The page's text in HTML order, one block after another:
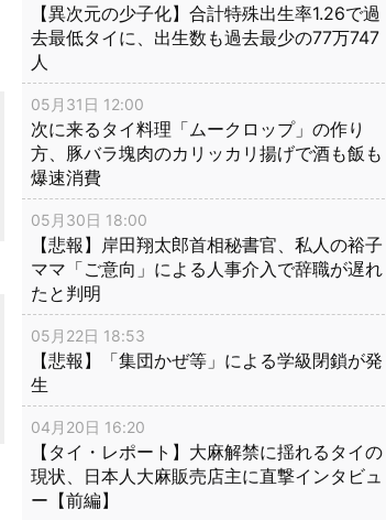
【異次元の少子化】合計特殊出生率1.26で過
去最低タイに、出生数も過去最少の77万747
人
05月31日 12:00
次に来るタイ料理「ムークロップ」の作り
方、豚バラ塊肉のカリッカリ揚げで酒も飯も
爆速消費
05月30日 18:00
【悲報】岸田翔太郎首相秘書官、私人の裕子
ママ「ご意向」による人事介入で辞職が遅れ
たと判明
05月22日 18:53
【悲報】「集団かぜ等」による学級閉鎖が発
生
04月20日 16:20
【タイ・レポート】大麻解禁に揺れるタイの
現状、日本人大麻販売店主に直撃インタビュ
ー【前編】